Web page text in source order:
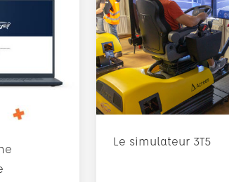
Le simulateur 3T5